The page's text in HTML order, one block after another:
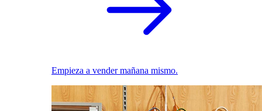
Empieza a vender mañana mismo.